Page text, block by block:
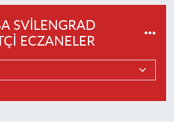
SVILENGRAD
ECZANELER